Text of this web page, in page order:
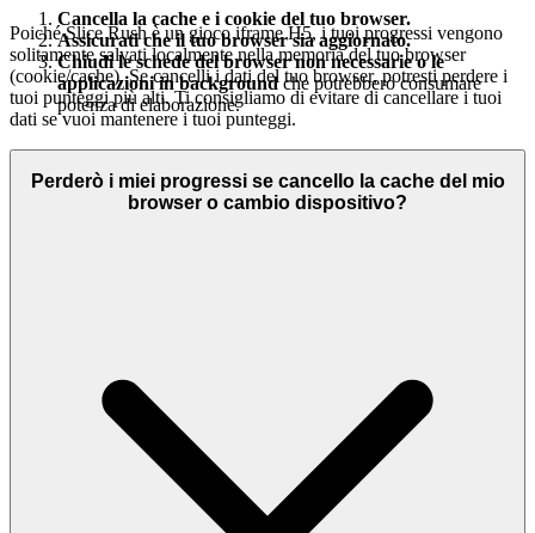
Cancella la cache e i cookie del tuo browser.
Assicurati che il tuo browser sia aggiornato.
Chiudi le schede del browser non necessarie o le
applicazioni in backgroundche potrebbero consumare
potenza di elaborazione.
Poiché Slice Rush è un gioco iframe H5, i tuoi progressi vengono
solitamente salvati localmente nella memoria del tuo browser
(cookie/cache). Se cancelli i dati del tuo browser, potresti perdere i
tuoi punteggi più alti. Ti consigliamo di evitare di cancellare i tuoi
dati se vuoi mantenere i tuoi punteggi.
Perderò i miei progressi se cancello la cache del mio
browser o cambio dispositivo?